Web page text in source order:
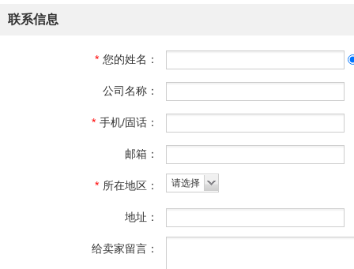
联系信息
* 您的姓名：
公司名称：
* 手机/固话：
邮箱：
* 所在地区： 请选择
地址：
给卖家留言：